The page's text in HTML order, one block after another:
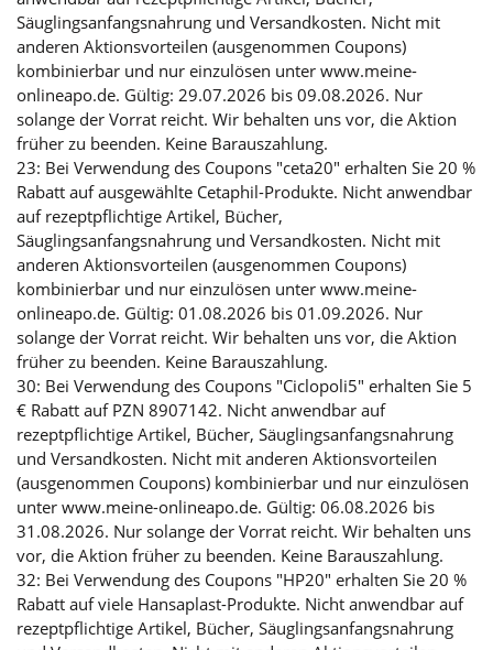
Säuglingsanfangsnahrung und Versandkosten. Nicht mit
anderen Aktionsvorteilen (ausgenommen Coupons)
kombinierbar und nur einzulösen unter www.meine-
onlineapo.de. Gültig: 29.07.2026 bis 09.08.2026. Nur
solange der Vorrat reicht. Wir behalten uns vor, die Aktion
früher zu beenden. Keine Barauszahlung.
23: Bei Verwendung des Coupons "ceta20" erhalten Sie 20 %
Rabatt auf ausgewählte Cetaphil-Produkte. Nicht anwendbar
auf rezeptpflichtige Artikel, Bücher,
Säuglingsanfangsnahrung und Versandkosten. Nicht mit
anderen Aktionsvorteilen (ausgenommen Coupons)
kombinierbar und nur einzulösen unter www.meine-
onlineapo.de. Gültig: 01.08.2026 bis 01.09.2026. Nur
solange der Vorrat reicht. Wir behalten uns vor, die Aktion
früher zu beenden. Keine Barauszahlung.
30: Bei Verwendung des Coupons "Ciclopoli5" erhalten Sie 5
€ Rabatt auf PZN 8907142. Nicht anwendbar auf
rezeptpflichtige Artikel, Bücher, Säuglingsanfangsnahrung
und Versandkosten. Nicht mit anderen Aktionsvorteilen
(ausgenommen Coupons) kombinierbar und nur einzulösen
unter www.meine-onlineapo.de. Gültig: 06.08.2026 bis
31.08.2026. Nur solange der Vorrat reicht. Wir behalten uns
vor, die Aktion früher zu beenden. Keine Barauszahlung.
32: Bei Verwendung des Coupons "HP20" erhalten Sie 20 %
Rabatt auf viele Hansaplast-Produkte. Nicht anwendbar auf
rezeptpflichtige Artikel, Bücher, Säuglingsanfangsnahrung